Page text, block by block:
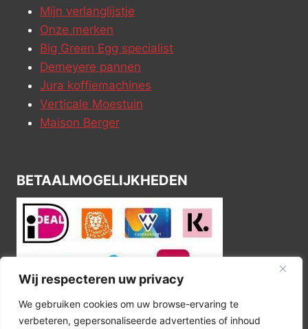
Wij respecteren uw privacy
We gebruiken cookies om uw browse-ervaring te
verbeteren, gepersonaliseerde advertenties of inhoud
Mijn verlanglijstje
Onze merken
Big Green Egg specialist
Demeyere pannen
Jura koffiemachines
Verticale Moestuin
Maison Berger
BETAALMOGELIJKHEDEN